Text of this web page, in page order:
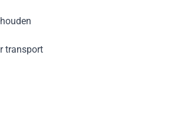
transport